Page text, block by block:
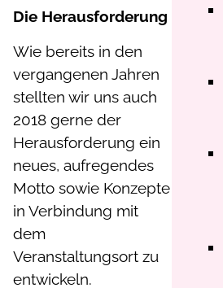
Die Herausforderung
Wie bereits in den
vergangenen Jahren
stellten wir uns auch
2018 gerne der
Herausforderung ein
neues, aufregendes
Motto sowie Konzepte
in Verbindung mit
dem
Veranstaltungsort zu
entwickeln.